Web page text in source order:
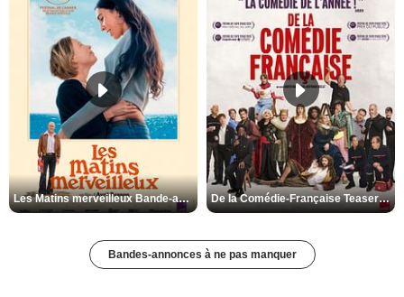
Les Matins merveilleux Bande-annonce VF De la Comédie-Française Teaser VF
Bandes-annonces à ne pas manquer